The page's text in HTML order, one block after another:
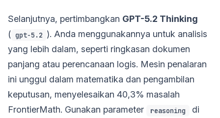
Selanjutnya, pertimbangkan GPT-5.2 Thinking
( gpt-5.2 ). Anda menggunakannya untuk analisis
yang lebih dalam, seperti ringkasan dokumen
panjang atau perencanaan logis. Mesin penalaran
ini unggul dalam matematika dan pengambilan
keputusan, menyelesaikan 40,3% masalah
FrontierMath. Gunakan parameter
reasoning
di